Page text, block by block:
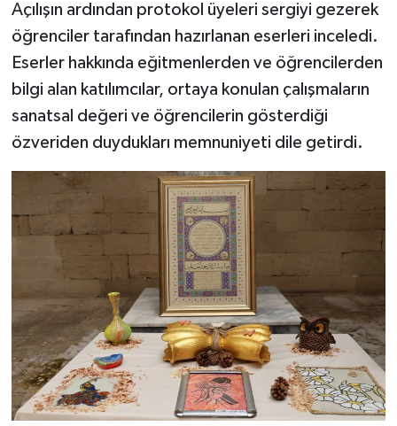
Açılışın ardından protokol üyeleri sergiyi gezerek
öğrenciler tarafından hazırlanan eserleri inceledi.
Eserler hakkında eğitmenlerden ve öğrencilerden
bilgi alan katılımcılar, ortaya konulan çalışmaların
sanatsal değeri ve öğrencilerin gösterdiği
özveriden duydukları memnuniyeti dile getirdi.